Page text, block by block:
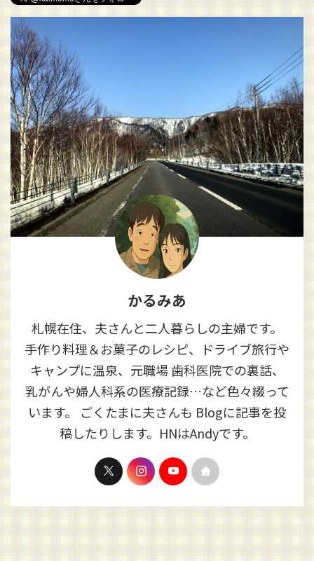
かるみあ
札幌在住、夫さんと二人暮らしの主婦です。
手作り料理＆お菓子のレシピ、ドライブ旅行や
キャンプに温泉、元職場 歯科医院での裏話、
乳がんや婦人科系の医療記録…など色々綴って
います。 ごくたまに夫さんも Blogに記事を投
稿したりします。HNはAndyです。